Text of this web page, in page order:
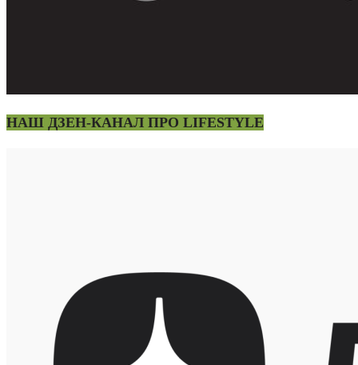
НАШ ДЗЕН-КАНАЛ ПРО LIFESTYLE